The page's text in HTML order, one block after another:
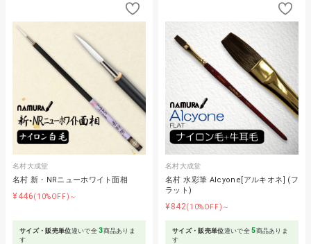
名村大成堂
名村 新・NRニューホワイト面相
¥446(10%OFF)～
サイズ・販売単位違いで全3商品ありま
す
名村大成堂
名村 水彩筆 Alcyone[アルキオネ] (フ
ラット)
¥842(10%OFF)～
サイズ・販売単位違いで全5商品ありま
す